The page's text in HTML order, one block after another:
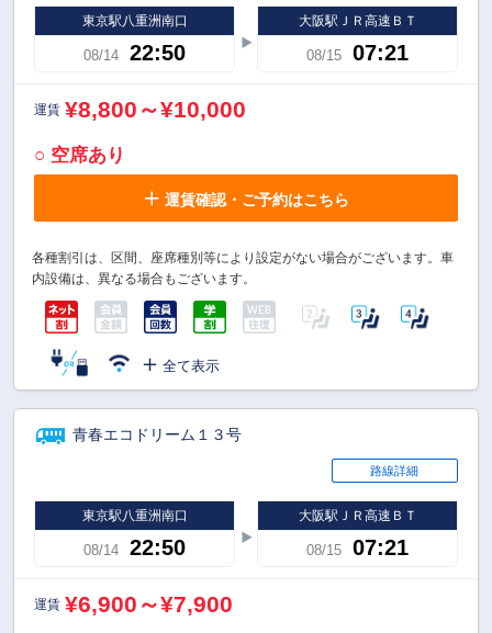
東京駅八重洲南口
08/14 22:50
大阪駅ＪＲ高速ＢＴ
08/15 07:21
運賃 ¥8,800～¥10,000
○ 空席あり
運賃確認・ご予約はこちら
各種割引は、区間、座席種別等により設定がない場合がございます。車
内設備は、異なる場合もございます。
全て表示
青春エコドリーム１３号
路線詳細
東京駅八重洲南口
08/14 22:50
大阪駅ＪＲ高速ＢＴ
08/15 07:21
運賃 ¥6,900～¥7,900